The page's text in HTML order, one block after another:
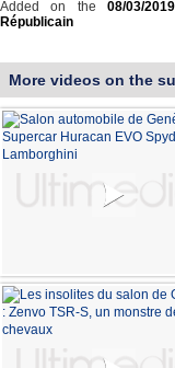
Added on the 08/03/
Républicain
More videos on the